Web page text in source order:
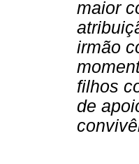
maior
irmão
filhos
de